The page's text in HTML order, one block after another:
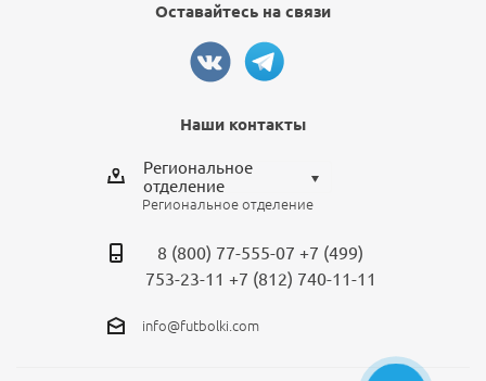
Оставайтесь на связи
Наши контакты
Региональное
отделение
Выберите отделение
Региональное отделение
Санкт-Петербург
Москва
Региональное отделение
8 (800) 77-555-07 +7 (499)
753-23-11 +7 (812) 740-11-11
info@futbolki.com